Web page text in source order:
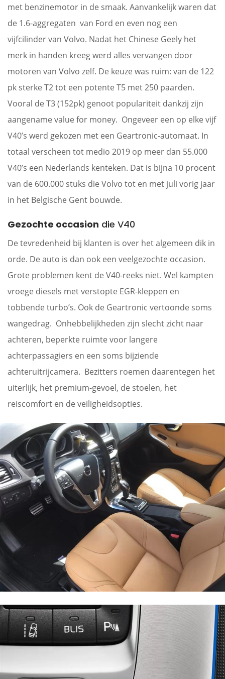
met benzinemotor in de smaak. Aanvankelijk waren dat
de 1.6-aggregaten van Ford en even nog een
vijfcilinder van Volvo. Nadat het Chinese Geely het
merk in handen kreeg werd alles vervangen door
motoren van Volvo zelf. De keuze was ruim: van de 122
pk sterke T2 tot een potente T5 met 250 paarden.
Vooral de T3 (152pk) genoot populariteit dankzij zijn
aangename value for money. Ongeveer een op elke vijf
V40’s werd gekozen met een Geartronic-automaat. In
totaal verscheen tot medio 2019 op meer dan 55.000
V40’s een Nederlands kenteken. Dat is bijna 10 procent
van de 600.000 stuks die Volvo tot en met juli vorig jaar
in het Belgische Gent bouwde.
Gezochte occasion die V40
De tevredenheid bij klanten is over het algemeen dik in
orde. De auto is dan ook een veelgezochte occasion.
Grote problemen kent de V40-reeks niet. Wel kampten
vroege diesels met verstopte EGR-kleppen en
tobbende turbo’s. Ook de Geartronic vertoonde soms
wangedrag. Onhebbelijkheden zijn slecht zicht naar
achteren, beperkte ruimte voor langere
achterpassagiers en een soms bijziende
achteruitrijcamera. Bezitters roemen daarentegen het
uiterlijk, het premium-gevoel, de stoelen, het
reiscomfort en de veiligheidsopties.